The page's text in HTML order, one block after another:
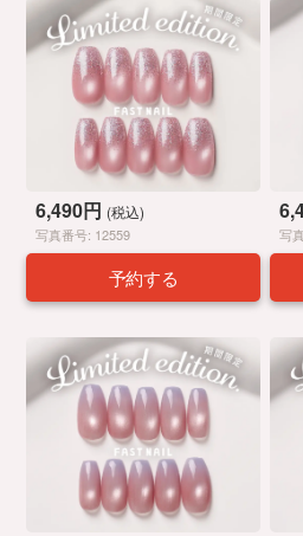
6,490円 (税込)
写真番号: 12559
予約する
写